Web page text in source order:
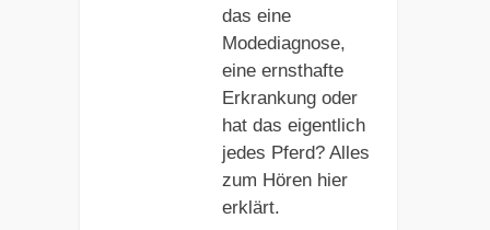
das eine
Modediagnose,
eine ernsthafte
Erkrankung oder
hat das eigentlich
jedes Pferd? Alles
zum Hören hier
erklärt.